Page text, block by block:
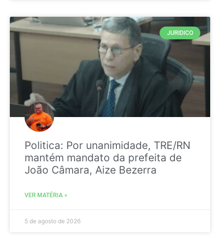
JURIDICO
Politica: Por unanimidade, TRE/RN
mantém mandato da prefeita de
João Câmara, Aize Bezerra
VER MATÉRIA »
5 de agosto de 2026